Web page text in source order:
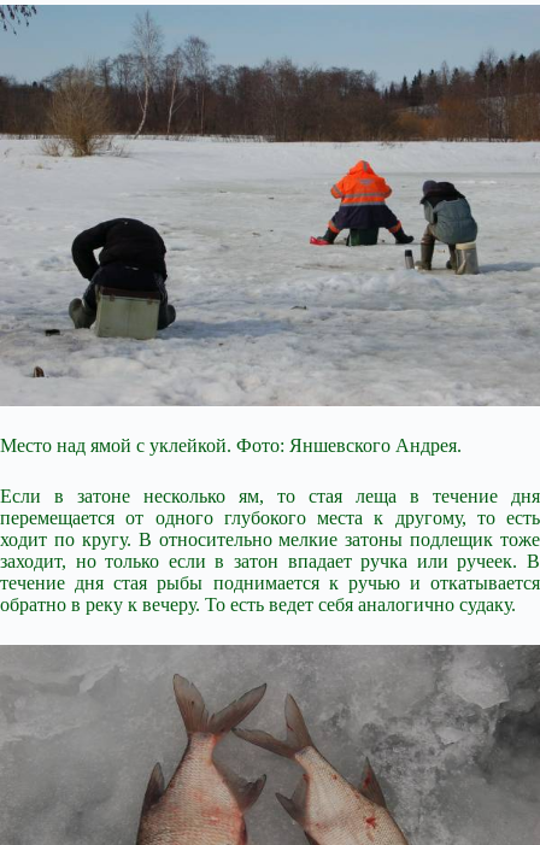
Место над ямой с уклейкой. Фото: Яншевского Андрея.
Если в затоне несколько ям, то стая леща в течение дня
перемещается от одного глубокого места к другому, то есть
ходит по кругу. В относительно мелкие затоны подлещик тоже
заходит, но только если в затон впадает ручка или ручеек. В
течение дня стая рыбы поднимается к ручью и откатывается
обратно в реку к вечеру. То есть ведет себя аналогично судаку.